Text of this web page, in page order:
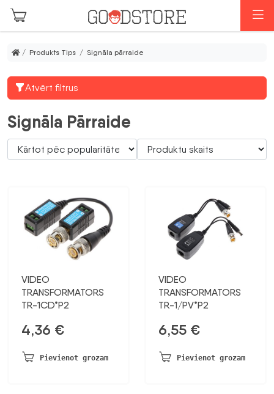
Skip to main content
/ Produkts Tips / Signāla pārraide
Atvērt filtrus
Signāla Pārraide
VIDEO
TRANSFORMATORS
TR-1CD*P2
4,36 €
Pievienot grozam
VIDEO
TRANSFORMATORS
TR-1/PV*P2
6,55 €
Pievienot grozam